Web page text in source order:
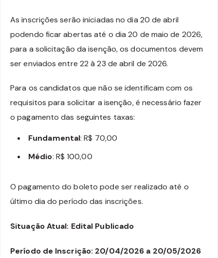
As inscrições serão iniciadas no dia 20 de abril
podendo ficar abertas até o dia 20 de maio de 2026,
para a solicitação da isenção, os documentos devem
ser enviados entre 22 à 23 de abril de 2026.
Para os candidatos que não se identificam com os
requisitos para solicitar a isenção, é necessário fazer
o pagamento das seguintes taxas:
Fundamental: R$ 70,00
Médio: R$ 100,00
O pagamento do boleto pode ser realizado até o
último dia do período das inscrições.
Situação Atual: Edital Publicado
Período de Inscrição: 20/04/2026 a 20/05/2026